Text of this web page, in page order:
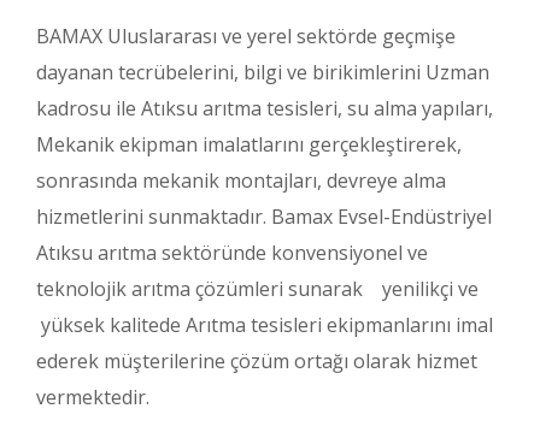
BAMAX Uluslararası ve yerel sektörde geçmişe
dayanan tecrübelerini, bilgi ve birikimlerini Uzman
kadrosu ile Atıksu arıtma tesisleri, su alma yapıları,
Mekanik ekipman imalatlarını gerçekleştirerek,
sonrasında mekanik montajları, devreye alma
hizmetlerini sunmaktadır. Bamax Evsel-Endüstriyel
Atıksu arıtma sektöründe konvensiyonel ve
teknolojik arıtma çözümleri sunarak yenilikçi ve
yüksek kalitede Arıtma tesisleri ekipmanlarını imal
ederek müşterilerine çözüm ortağı olarak hizmet
vermektedir.